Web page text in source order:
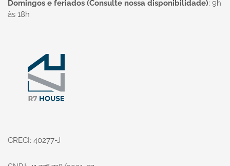
Domingos e feriados (Consulte nossa disponibilidade): 9h
às 18h
CRECI: 40277-J